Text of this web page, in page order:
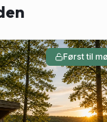
Først til